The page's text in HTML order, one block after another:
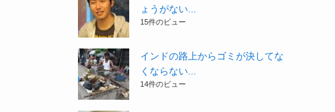
ょうがない...
15件のビュー
インドの路上からゴミが決してな
くならない...
14件のビュー